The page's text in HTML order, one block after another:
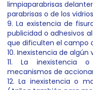
limpiaparabrisas
parabrisas o de los
9. La existencia de
publicidad o adhesivos
que dificulten el campo
10. Inexistencia de
11. La inexistencia
mecanismos de
12. La inexistencia o